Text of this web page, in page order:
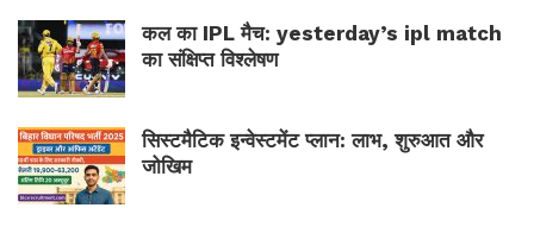
कल का IPL मैच: yesterday’s ipl match
का संक्षिप्त विश्लेषण
सिस्टमैटिक इन्वेस्टमेंट प्लान: लाभ, शुरुआत और
जोखिम